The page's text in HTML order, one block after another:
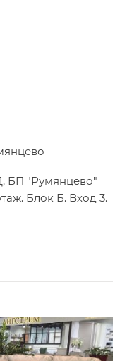
БП "Румянцево"
Блок Б. Вход 3.